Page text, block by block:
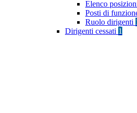
Elenco
Posti di
Ruolo dirigenti
Dirigenti cessati 1